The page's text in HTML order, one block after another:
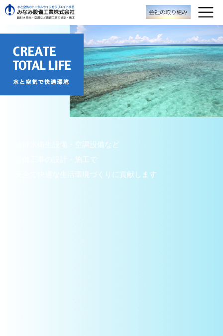
給排水衛生設備・空調設備など
設備工事の設計・施工で
安全で快適な生活環境づくりに貢献します